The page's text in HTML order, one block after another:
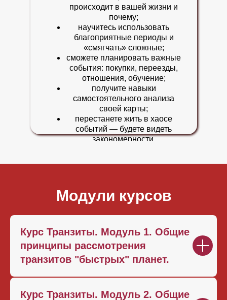
происходит в вашей жизни и
почему;
научитесь использовать
благоприятные периоды и
«смягчать» сложные;
сможете планировать важные
события: покупки, переезды,
отношения, обучение;
получите навыки
самостоятельного анализа
своей карты;
перестанете жить в хаосе
событий — будете видеть
закономерности.
Модули курсов
Курс Транзиты. Модуль 1. Общие
принципы рассмотрения
транзитов "быстрых" планет.
Курс Транзиты. Модуль 2. Общие